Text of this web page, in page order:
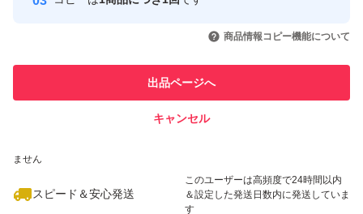
引を完了させた実績があります
での取引実績があります
ません
スピード＆安心発送
このユーザーは高頻度で24時間以内
＆設定した発送日数内に発送していま
す
商品情報コピー機能について
出品ページへ
キャンセル